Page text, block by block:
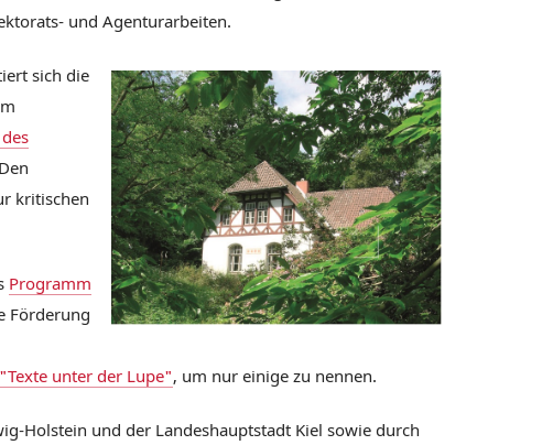
und Agenturarbeiten.
sich die
kritischen
Programm
Förderung
"Texte unter der Lupe", um nur einige zu nennen.
Holstein und der Landeshauptstadt Kiel sowie durch